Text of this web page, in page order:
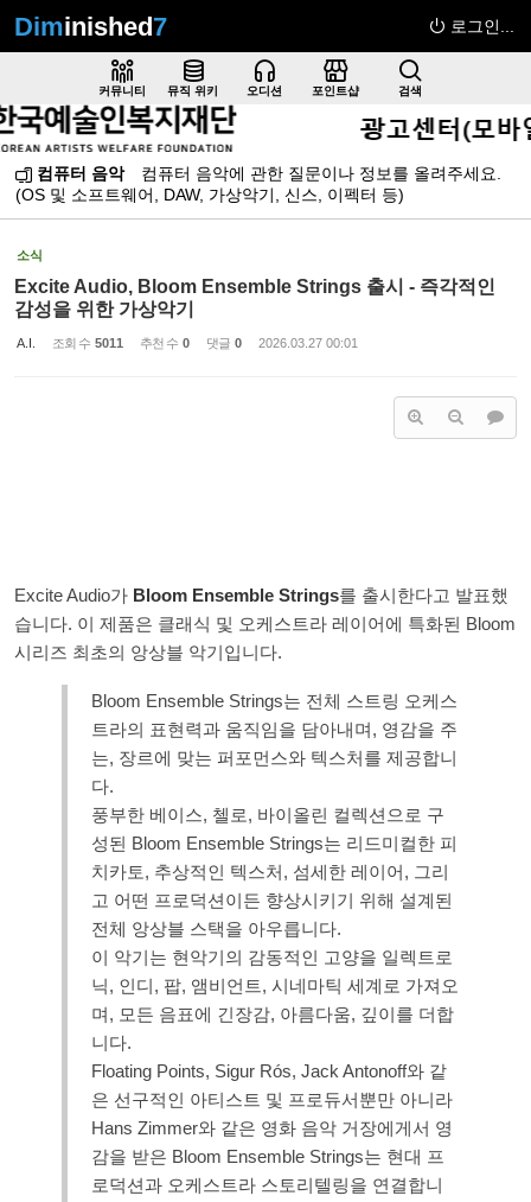
Diminished7 로그인...
커뮤니티 뮤직 위키 오디션 포인트샵 검색
컴퓨터 음악
컴퓨터 음악에 관한 질문이나 정보를 올려주세요.
(OS 및 소프트웨어, DAW, 가상악기, 신스, 이펙터 등)
소식
Excite Audio, Bloom Ensemble Strings 출시 - 즉각적인
감성을 위한 가상악기
A.I. 조회 수 5011 추천 수 0 댓글 0 2026.03.27 00:01
Excite Audio가 Bloom Ensemble Strings를 출시한다고 발표했
습니다. 이 제품은 클래식 및 오케스트라 레이어에 특화된 Bloom
시리즈 최초의 앙상블 악기입니다.
Bloom Ensemble Strings는 전체 스트링 오케스
트라의 표현력과 움직임을 담아내며, 영감을 주
는, 장르에 맞는 퍼포먼스와 텍스처를 제공합니
다.
풍부한 베이스, 첼로, 바이올린 컬렉션으로 구
성된 Bloom Ensemble Strings는 리드미컬한 피
치카토, 추상적인 텍스처, 섬세한 레이어, 그리
고 어떤 프로덕션이든 향상시키기 위해 설계된
전체 앙상블 스택을 아우릅니다.
이 악기는 현악기의 감동적인 고양을 일렉트로
닉, 인디, 팝, 앰비언트, 시네마틱 세계로 가져오
며, 모든 음표에 긴장감, 아름다움, 깊이를 더합
니다.
Floating Points, Sigur Rós, Jack Antonoff와 같
은 선구적인 아티스트 및 프로듀서뿐만 아니라
Hans Zimmer와 같은 영화 음악 거장에게서 영
감을 받은 Bloom Ensemble Strings는 현대 프
로덕션과 오케스트라 스토리텔링을 연결합니
Sketchbook5, 스케치북5
Sketchbook5, 스케치북5